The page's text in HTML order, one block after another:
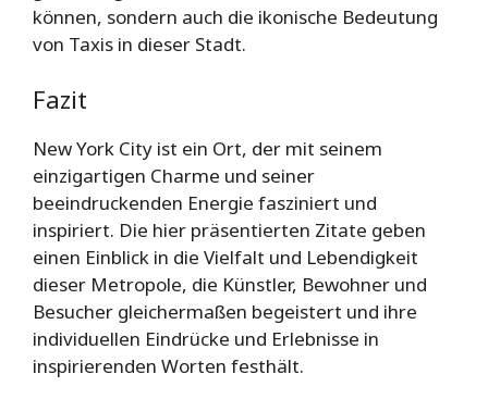
können, sondern auch die ikonische Bedeutung
von Taxis in dieser Stadt.
Fazit
New York City ist ein Ort, der mit seinem
einzigartigen Charme und seiner
beeindruckenden Energie fasziniert und
inspiriert. Die hier präsentierten Zitate geben
einen Einblick in die Vielfalt und Lebendigkeit
dieser Metropole, die Künstler, Bewohner und
Besucher gleichermaßen begeistert und ihre
individuellen Eindrücke und Erlebnisse in
inspirierenden Worten festhält.